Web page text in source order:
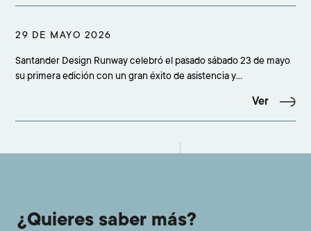
amigos, profesorado, equipo académico
29 DE MAYO 2026
Santander Design Runway celebró el pasado sábado 23 de mayo
su primera edición con un gran éxito de asistencia y
concesionario Adarsa Mercedes-Benz de Santander. La cita
confirmó el interés creciente por la moda emergente y cons
Ver
¿Quieres saber más?